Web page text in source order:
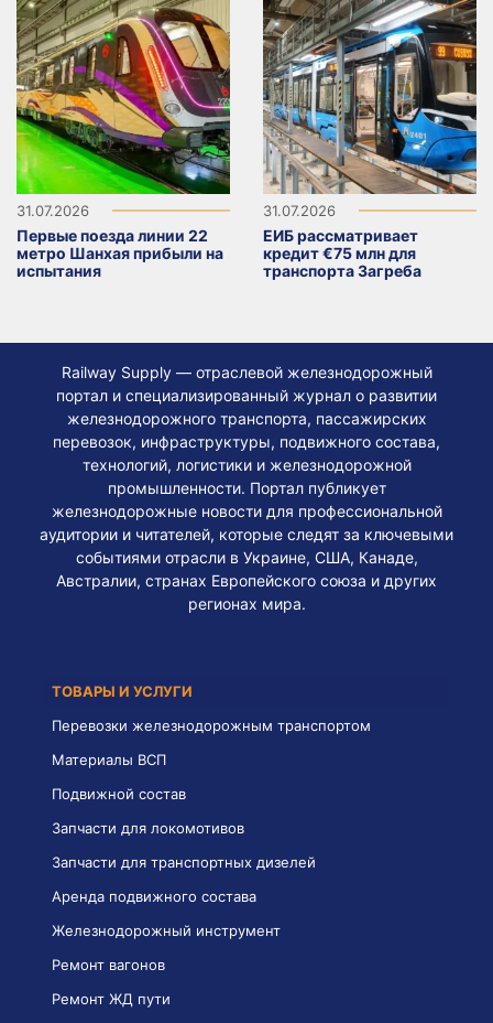
31.07.2026
Первые поезда линии 22
метро Шанхая прибыли на
испытания
31.07.2026
ЕИБ рассматривает
кредит €75 млн для
транспорта Загреба
Railway Supply — отраслевой железнодорожный
портал и специализированный журнал о развитии
железнодорожного транспорта, пассажирских
перевозок, инфраструктуры, подвижного состава,
технологий, логистики и железнодорожной
промышленности. Портал публикует
железнодорожные новости для профессиональной
аудитории и читателей, которые следят за ключевыми
событиями отрасли в Украине, США, Канаде,
Австралии, странах Европейского союза и других
регионах мира.
ТОВАРЫ И УСЛУГИ
Перевозки железнодорожным транспортом
Материалы ВСП
Подвижной состав
Запчасти для локомотивов
Запчасти для транспортных дизелей
Аренда подвижного состава
Железнодорожный инструмент
Ремонт вагонов
Ремонт ЖД пути